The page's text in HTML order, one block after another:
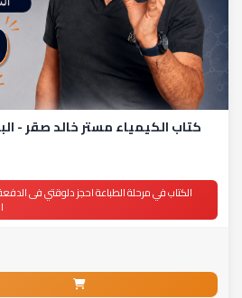
كتاب الكيمياء مستر خالد صقر -
الكتاب في مرحلة الطباعة احجز دلوقتي فى